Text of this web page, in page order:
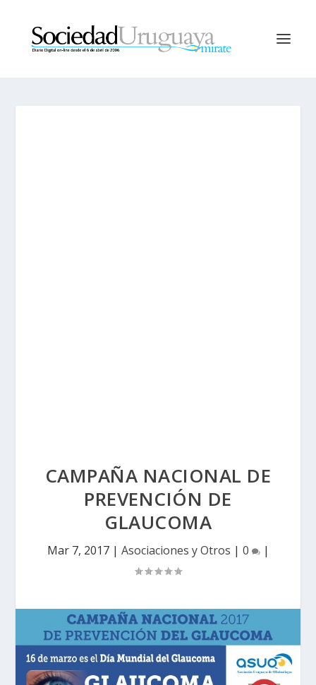
CAMPAÑA NACIONAL DE
PREVENCIÓN DE
GLAUCOMA
Mar 7, 2017| Asociaciones y Otros | 0 |